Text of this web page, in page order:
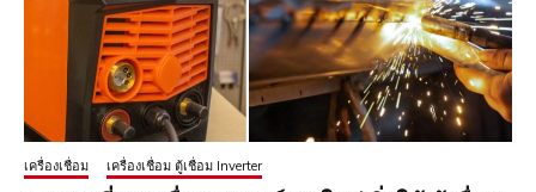
เครื่องเชื่อม เครื่องเชื่อม ตู้เชื่อม Inverter